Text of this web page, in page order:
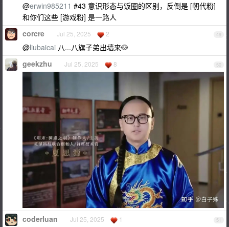
@erwin985211 #43 意识形态与饭圈的区别，反倒是 [朝代粉]
和你们这些 [游戏粉] 是一路人
49
corcre Jul 25, 2025 2
@liubaicai 八...八旗子弟出墙来🐶
50
geekzhu Jul 25, 2025 8
51
coderluan Jul 25, 2025 1